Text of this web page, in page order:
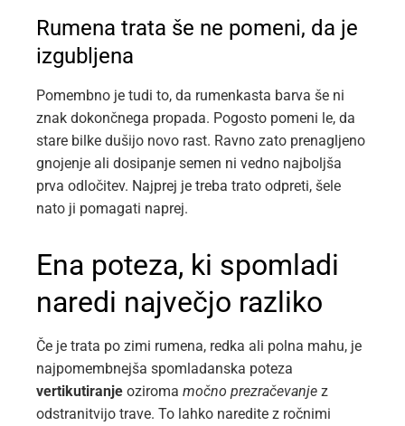
Rumena trata še ne pomeni, da je
izgubljena
Pomembno je tudi to, da rumenkasta barva še ni
znak dokončnega propada. Pogosto pomeni le, da
stare bilke dušijo novo rast. Ravno zato prenagljeno
gnojenje ali dosipanje semen ni vedno najboljša
prva odločitev. Najprej je treba trato odpreti, šele
nato ji pomagati naprej.
Ena poteza, ki spomladi
naredi največjo razliko
Če je trata po zimi rumena, redka ali polna mahu, je
najpomembnejša spomladanska poteza
vertikutiranje oziroma močno prezračevanje z
odstranitvijo trave. To lahko naredite z ročnimi